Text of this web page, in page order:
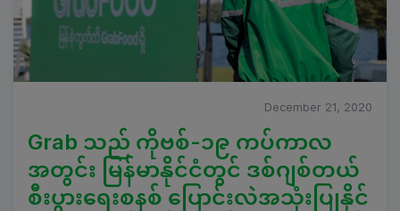
December 21, 2020
Grab သည် ကိုဗစ်-၁၉ ကပ်ကာလ
အတွင်း မြန်မာနိုင်ငံတွင် ဒစ်ဂျစ်တယ်
စီးပွားရေးစနစ် ပြောင်းလဲအသုံးပြုနိုင်